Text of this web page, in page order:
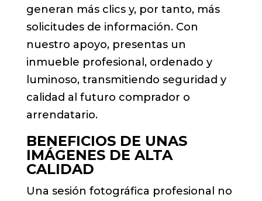
generan más clics y, por tanto, más
solicitudes de información. Con
nuestro apoyo, presentas un
inmueble profesional, ordenado y
luminoso, transmitiendo seguridad y
calidad al futuro comprador o
arrendatario.
BENEFICIOS DE UNAS
IMÁGENES DE ALTA
CALIDAD
Una sesión fotográfica profesional no